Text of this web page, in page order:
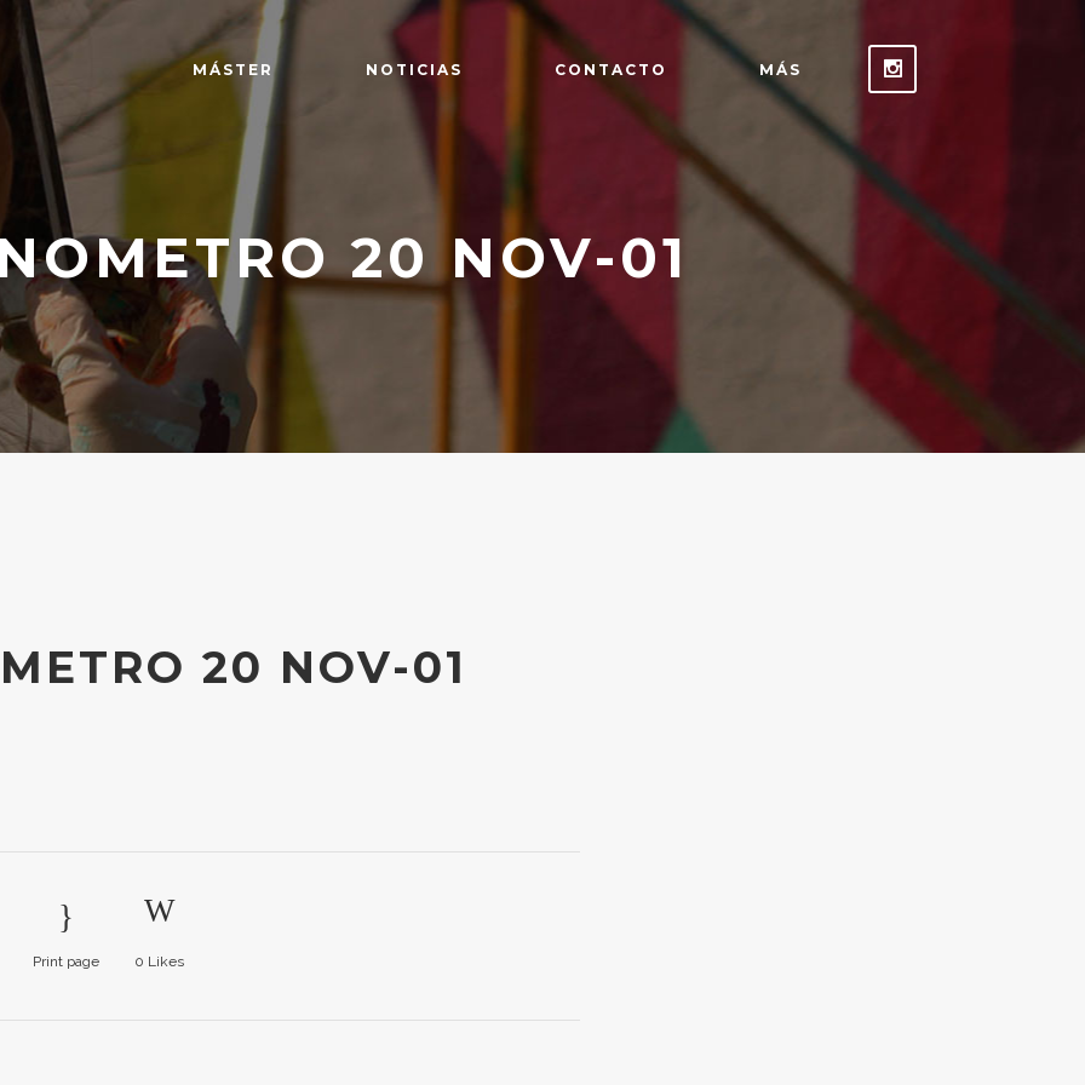
MÁSTER NOTICIAS CONTACTO MÁS
20 NOV-01
20 NOV-01
Print page 0 Likes